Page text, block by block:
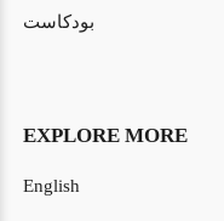
بودكاست
EXPLORE MORE
English